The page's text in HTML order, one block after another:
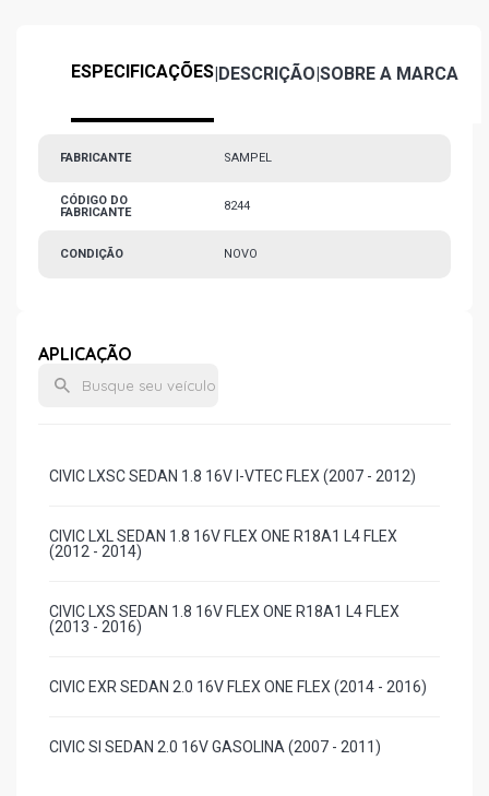
ESPECIFICAÇÕES|DESCRIÇÃO|SOBRE A MARCA
FABRICANTE SAMPEL
CÓDIGO DO
FABRICANTE
8244
CONDIÇÃO NOVO
APLICAÇÃO
CIVIC LXSC SEDAN 1.8 16V I-VTEC FLEX (2007 - 2012)
CIVIC LXL SEDAN 1.8 16V FLEX ONE R18A1 L4 FLEX
(2012 - 2014)
CIVIC LXS SEDAN 1.8 16V FLEX ONE R18A1 L4 FLEX
(2013 - 2016)
CIVIC EXR SEDAN 2.0 16V FLEX ONE FLEX (2014 - 2016)
CIVIC SI SEDAN 2.0 16V GASOLINA (2007 - 2011)